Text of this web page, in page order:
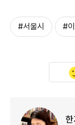
#서울시 #